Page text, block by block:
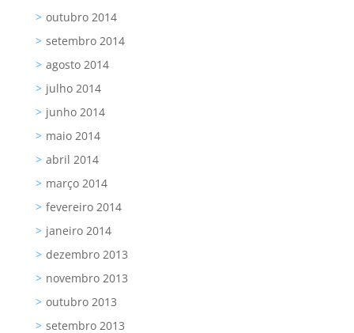
outubro 2014
setembro 2014
agosto 2014
julho 2014
junho 2014
maio 2014
abril 2014
março 2014
fevereiro 2014
janeiro 2014
dezembro 2013
novembro 2013
outubro 2013
setembro 2013